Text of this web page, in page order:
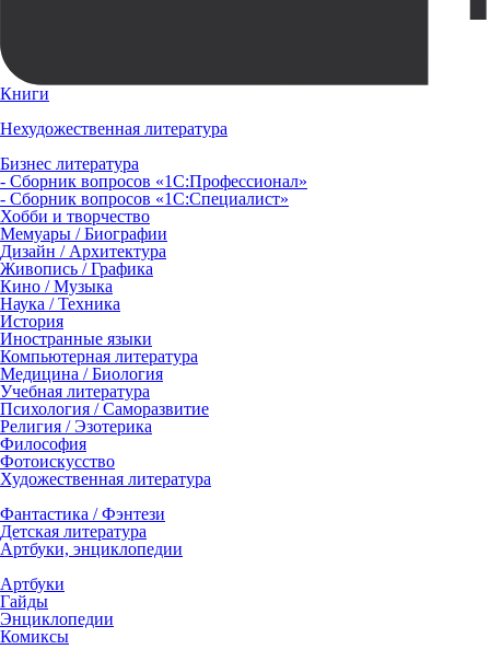
Книги
Нехудожественная литература
Бизнес литература
- Сборник вопросов «1С:Профессионал»
- Сборник вопросов «1С:Специалист»
Хобби и творчество
Мемуары / Биографии
Дизайн / Архитектура
Живопись / Графика
Кино / Музыка
Наука / Техника
История
Иностранные языки
Компьютерная литература
Медицина / Биология
Учебная литература
Психология / Саморазвитие
Религия / Эзотерика
Философия
Фотоискусство
Художественная литература
Фантастика / Фэнтези
Детская литература
Артбуки, энциклопедии
Артбуки
Гайды
Энциклопедии
Комиксы